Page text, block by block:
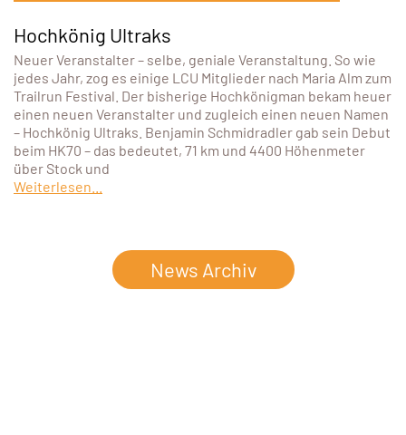
Hochkönig Ultraks
Neuer Veranstalter – selbe, geniale Veranstaltung. So wie
jedes Jahr, zog es einige LCU Mitglieder nach Maria Alm zum
Trailrun Festival. Der bisherige Hochkönigman bekam heuer
einen neuen Veranstalter und zugleich einen neuen Namen
– Hochkönig Ultraks. Benjamin Schmidradler gab sein Debut
beim HK70 – das bedeutet, 71 km und 4400 Höhenmeter
über Stock und
Weiterlesen...
News Archiv